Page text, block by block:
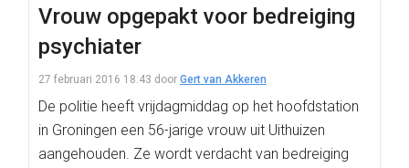
Vrouw opgepakt voor bedreiging
psychiater
27 februari 2016 18:43 door Gert van Akkeren
De politie heeft vrijdagmiddag op het hoofdstation
in Groningen een 56-jarige vrouw uit Uithuizen
aangehouden. Ze wordt verdacht van bedreiging